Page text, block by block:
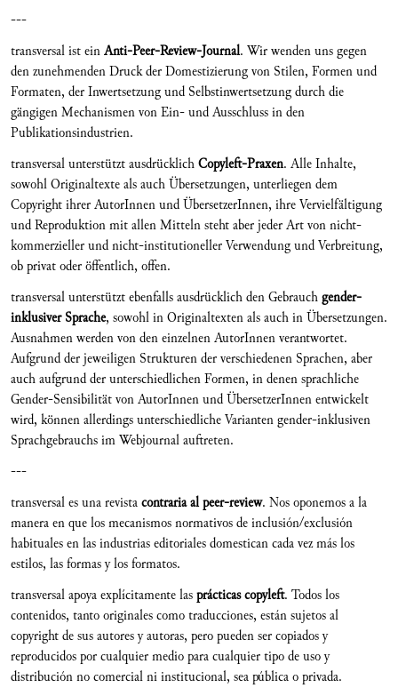
---
transversal ist einAnti-Peer-Review-Journal. Wir wenden uns gegen
den zunehmenden Druck der Domestizierung von Stilen, Formen und
Formaten, der Inwertsetzung und Selbstinwertsetzung durch die
gängigen Mechanismen von Ein- und Ausschluss in den
Publikationsindustrien.
transversal unterstützt ausdrücklichCopyleft-Praxen. Alle Inhalte,
sowohl Originaltexte als auch Übersetzungen, unterliegen dem
Copyright ihrer AutorInnen und ÜbersetzerInnen, ihre Vervielfältigung
und Reproduktion mit allen Mitteln steht aber jeder Art von nicht-
kommerzieller und nicht-institutioneller Verwendung und Verbreitung,
ob privat oder öffentlich, offen.
transversal unterstützt ebenfalls ausdrücklich den Gebrauchgender-
inklusiver Sprache, sowohl in Originaltexten als auch in Übersetzungen.
Ausnahmen werden von den einzelnen AutorInnen verantwortet.
Aufgrund der jeweiligen Strukturen der verschiedenen Sprachen, aber
auch aufgrund der unterschiedlichen Formen, in denen sprachliche
Gender-Sensibilität von AutorInnen und ÜbersetzerInnen entwickelt
wird, können allerdings unterschiedliche Varianten gender-inklusiven
Sprachgebrauchs im Webjournal auftreten.
---
transversal es una revistacontraria al peer-review. Nos oponemos a la
manera en que los mecanismos normativos de inclusión/exclusión
habituales en las industrias editoriales domestican cada vez más los
estilos, las formas y los formatos.
transversal apoya explícitamente lasprácticas copyleft. Todos los
contenidos, tanto originales como traducciones, están sujetos al
copyright de sus autores y autoras, pero pueden ser copiados y
reproducidos por cualquier medio para cualquier tipo de uso y
distribución no comercial ni institucional, sea pública o privada.